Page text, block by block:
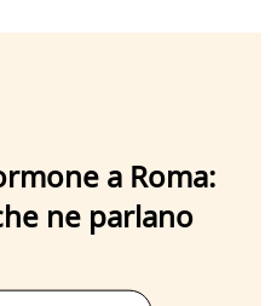
a Roma:
ne parlano